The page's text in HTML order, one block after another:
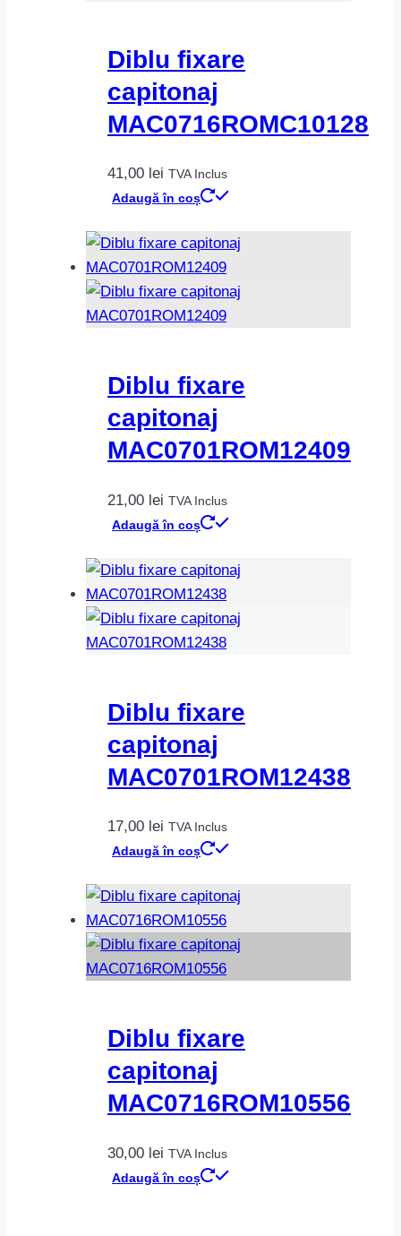
Diblu fixare
capitonaj
MAC0716ROMC10128
41,00 lei TVA Inclus
Adaugă în coș
Diblu fixare
capitonaj
MAC0701ROM12409
21,00 lei TVA Inclus
Adaugă în coș
Diblu fixare
capitonaj
MAC0701ROM12438
17,00 lei TVA Inclus
Adaugă în coș
Diblu fixare
capitonaj
MAC0716ROM10556
30,00 lei TVA Inclus
Adaugă în coș